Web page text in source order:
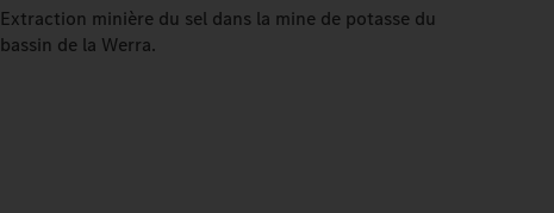
Extraction minière du sel dans la mine de potasse du
bassin de la Werra.